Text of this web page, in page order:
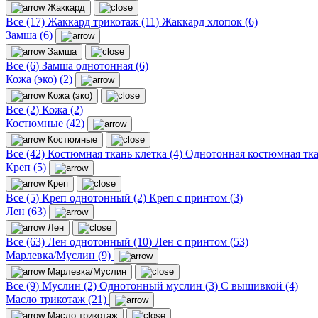
Жаккард
Все (17) Жаккард трикотаж (11) Жаккард хлопок (6)
Замша (6)
Замша
Все (6) Замша однотонная (6)
Кожа (эко) (2)
Кожа (эко)
Все (2) Кожа (2)
Костюмные (42)
Костюмные
Все (42) Костюмная ткань клетка (4) Однотонная костюмная
Креп (5)
Креп
Все (5) Креп однотонный (2) Креп с принтом (3)
Лен (63)
Лен
Все (63) Лен однотонный (10) Лен с принтом (53)
Марлевка/Муслин (9)
Марлевка/Муслин
Все (9) Муслин (2) Однотонный муслин (3) С вышивкой (4)
Масло трикотаж (21)
Масло трикотаж